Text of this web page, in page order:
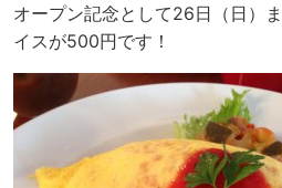
オープン記念として26日（日）
イスが500円です！